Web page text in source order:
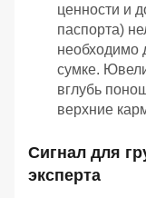
ценности и
паспорта)
необходимо
сумке.
вглубь
верхние
Сигнал для
эксперта